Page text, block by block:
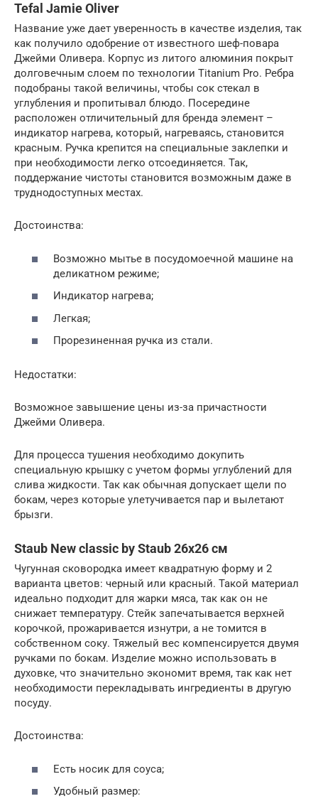
Tefal Jamie Oliver
Название уже дает уверенность в качестве изделия, так
как получило одобрение от известного шеф-повара
Джейми Оливера. Корпус из литого алюминия покрыт
долговечным слоем по технологии Titanium Pro. Ребра
подобраны такой величины, чтобы сок стекал в
углубления и пропитывал блюдо. Посередине
расположен отличительный для бренда элемент –
индикатор нагрева, который, нагреваясь, становится
красным. Ручка крепится на специальные заклепки и
при необходимости легко отсоединяется. Так,
поддержание чистоты становится возможным даже в
труднодоступных местах.
Достоинства:
Возможно мытье в посудомоечной машине на
деликатном режиме;
Индикатор нагрева;
Легкая;
Прорезиненная ручка из стали.
Недостатки:
Возможное завышение цены из-за причастности
Джейми Оливера.
Для процесса тушения необходимо докупить
специальную крышку с учетом формы углублений для
слива жидкости. Так как обычная допускает щели по
бокам, через которые улетучивается пар и вылетают
брызги.
Staub New classic by Staub 26х26 см
Чугунная сковородка имеет квадратную форму и 2
варианта цветов: черный или красный. Такой материал
идеально подходит для жарки мяса, так как он не
снижает температуру. Стейк запечатывается верхней
корочкой, прожаривается изнутри, а не томится в
собственном соку. Тяжелый вес компенсируется двумя
ручками по бокам. Изделие можно использовать в
духовке, что значительно экономит время, так как нет
необходимости перекладывать ингредиенты в другую
посуду.
Достоинства:
Есть носик для соуса;
Удобный размер: